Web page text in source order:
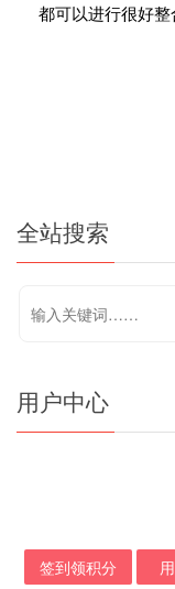
都可以进行很好
全站搜索
用户中心
签到领积分